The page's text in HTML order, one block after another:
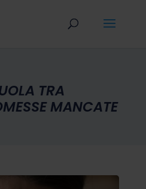
TRA
MANCATE